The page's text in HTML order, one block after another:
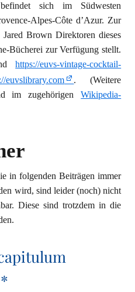
sich im Südwesten
Alpes-Côte d’Azur. Zur
Brown Direktoren dieses
Bücherei zur Verfügung stellt.
https://euvs-vintage-cocktail-
euvslibrary.com
. (Weitere
im zugehörigenWikipedia-
in folgenden Beiträgen immer
wird, sind leider (noch) nicht
Diese sind trotzdem in die
*